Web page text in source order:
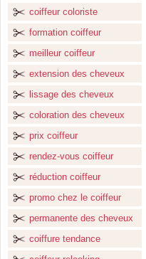
coiffeur coloriste
formation coiffeur
meilleur coiffeur
extension des cheveux
lissage des cheveux
coloration des cheveux
prix coiffeur
rendez-vous coiffeur
réduction coiffeur
promo chez le coiffeur
permanente des cheveux
coiffure tendance